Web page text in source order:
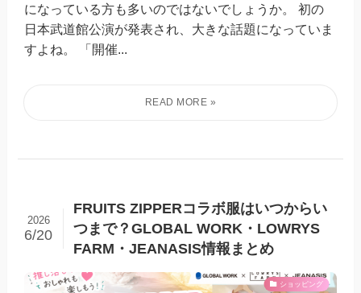
になっている方も多いのではないでしょうか。 初の
日本武道館公演が発表され、大きな話題になっていま
すよね。 「開催...
FRUITS ZIPPERコラボ服はいつからい
つまで？GLOBAL WORK・LOWRYS
FARM・JEANASIS情報まとめ
2026
6/20
ショッピング